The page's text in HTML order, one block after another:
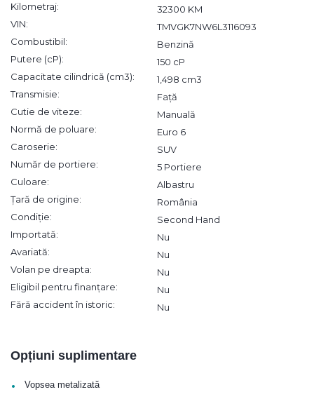
Kilometraj:
32300 KM
VIN:
TMVGK7NW6L3116093
Combustibil:
Benzină
Putere (cP):
150 cP
Capacitate cilindrică (cm3):
1,498 cm3
Transmisie:
Față
Cutie de viteze:
Manuală
Normă de poluare:
Euro 6
Caroserie:
SUV
Număr de portiere:
5 Portiere
Culoare:
Albastru
Țară de origine:
România
Condiție:
Second Hand
Importată:
Nu
Avariată:
Nu
Volan pe dreapta:
Nu
Eligibil pentru finanțare:
Nu
Fără accident în istoric:
Nu
Opțiuni suplimentare
• Vopsea metalizată